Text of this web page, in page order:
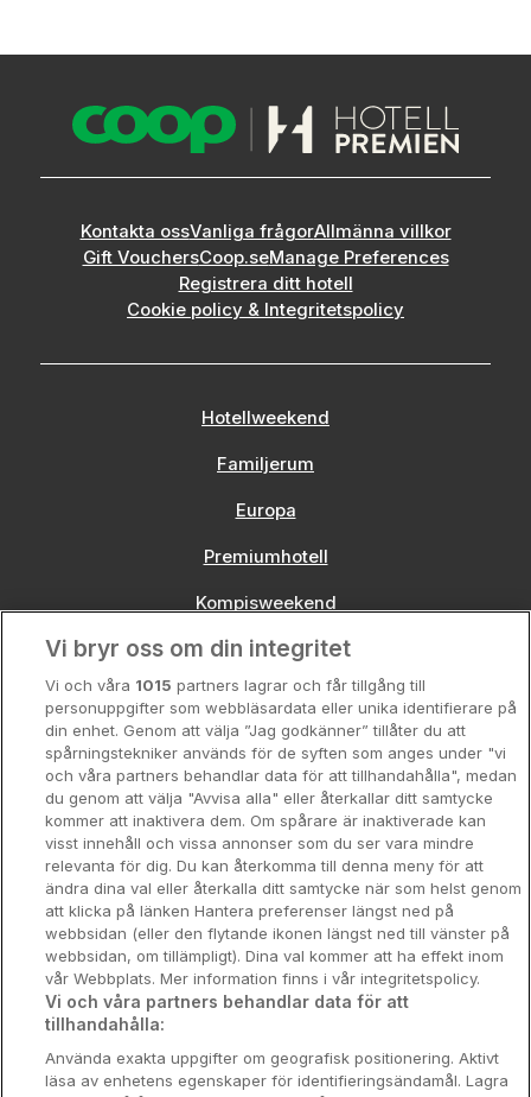
Kontakta ossVanliga frågorAllmänna villkor
Gift VouchersCoop.seManage Preferences
Registrera ditt hotell
Cookie policy & Integritetspolicy
Hotellweekend
Familjerum
Europa
Premiumhotell
Kompisweekend
Storstadsweekend
Hotellrum under 995 kr
Spahotell
Sydsverige
Om Hotellpremien
Nya hotell
Stadsweekend
Booking Enquiries:
Hotellsupport:scandinavian@digibreaks.com
Vi bryr oss om din integritet
Vi och våra 1015 partners lagrar och får tillgång till
personuppgifter som webbläsardata eller unika identifierare på
din enhet. Genom att välja ”Jag godkänner” tillåter du att
spårningstekniker används för de syften som anges under "vi
och våra partners behandlar data för att tillhandahålla", medan
du genom att välja "Avvisa alla" eller återkallar ditt samtycke
kommer att inaktivera dem. Om spårare är inaktiverade kan
visst innehåll och vissa annonser som du ser vara mindre
relevanta för dig. Du kan återkomma till denna meny för att
ändra dina val eller återkalla ditt samtycke när som helst genom
att klicka på länken Hantera preferenser längst ned på
webbsidan (eller den flytande ikonen längst ned till vänster på
webbsidan, om tillämpligt). Dina val kommer att ha effekt inom
vår Webbplats. Mer information finns i vår integritetspolicy.
Vi och våra partners behandlar data för att
tillhandahålla:
Använda exakta uppgifter om geografisk positionering. Aktivt
läsa av enhetens egenskaper för identifieringsändamål. Lagra